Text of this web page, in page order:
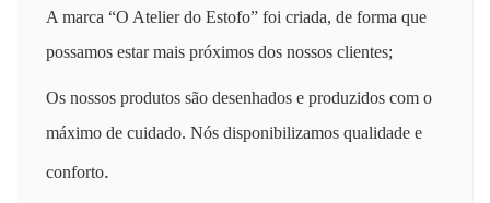
A marca “O Atelier do Estofo” foi criada, de forma que
possamos estar mais próximos dos nossos clientes;
Os nossos produtos são desenhados e produzidos com o
máximo de cuidado. Nós disponibilizamos qualidade e
conforto.